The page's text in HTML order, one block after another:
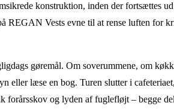
konstruktion, inden der fortsættes
REGAN Vests evne til at rense luften for
gøremål. Om soverummene, om
eller læse en bog. Turen slutter i
forårsskov og lyden af fuglefløjt – begge